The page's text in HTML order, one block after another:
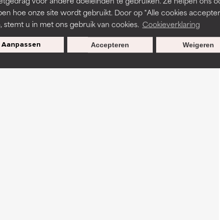
hoe onze site wordt gebruikt. Door op "Alle cookies
stemt u in met ons gebruik van cookies. Cookieverklaring
Aanpassen Weigeren
Accepteren